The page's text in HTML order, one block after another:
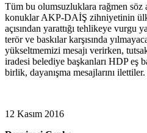
Tüm bu olumsuzluklara rağmen
konuklar AKP-DAİŞ zihniyetinin
açısından yarattığı tehlikeye vurgu
terör ve baskılar karşısında
yükseltmemizi mesajı verirken,
iradesi belediye başkanları HDP eş
birlik, dayanışma mesajlarını ilettiler.
12 Kasım 2016